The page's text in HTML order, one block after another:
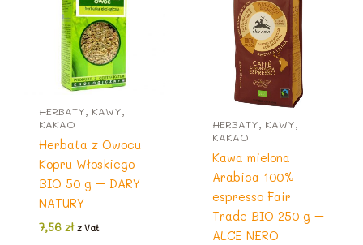
HERBATY, KAWY,
KAKAO
Herbata z Owocu
Kopru Włoskiego
BIO 50 g – DARY
NATURY
7,56 zł z Vat
HERBATY, KAWY,
KAKAO
Kawa mielona
Arabica 100%
espresso Fair
Trade BIO 250 g –
ALCE NERO